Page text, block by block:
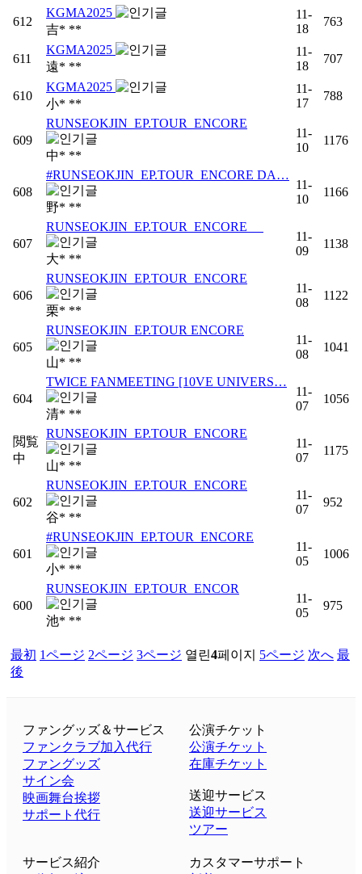
612
KGMA2025
吉* **
11-
18
763
611
KGMA2025
遠* **
11-
18
707
610
KGMA2025
小* **
11-
17
788
609
RUNSEOKJIN_EP.TOUR_ENCORE
中* **
11-
10
1176
608
#RUNSEOKJIN_EP.TOUR_ENCORE DA…
野* **
11-
10
1166
607
RUNSEOKJIN_EP.TOUR_ENCORE
大* **
11-
09
1138
606
RUNSEOKJIN_EP.TOUR_ENCORE
栗* **
11-
08
1122
605
RUNSEOKJIN_EP.TOUR ENCORE
山* **
11-
08
1041
604
TWICE FANMEETING [10VE UNIVERS…
清* **
11-
07
1056
閲覧
中
RUNSEOKJIN_EP.TOUR_ENCORE
山* **
11-
07
1175
602
RUNSEOKJIN_EP.TOUR_ENCORE
谷* **
11-
07
952
601
#RUNSEOKJIN_EP.TOUR_ENCORE
小* **
11-
05
1006
600
RUNSEOKJIN_EP.TOUR_ENCOR
池* **
11-
05
975
最初 1ページ 2ページ 3ページ 열린4페이지 5ページ 次へ 最
後
ファングッズ＆サービス
ファンクラブ加入代行
ファングッズ
サイン会
映画舞台挨拶
サポート代行
公演チケット
公演チケット
在庫チケット
送迎サービス
送迎サービス
ツアー
サービス紹介
カスタマーサポート